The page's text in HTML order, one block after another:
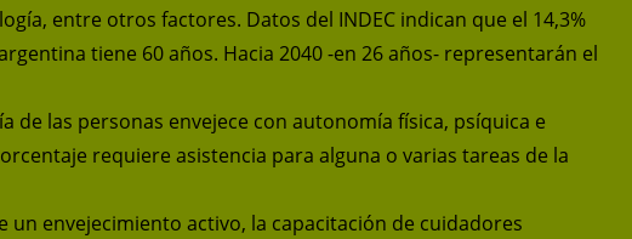
entre otros factores. Datos del INDEC indican que el 14,3%
tiene 60 años. Hacia 2040 -en 26 años- representarán el
de las personas envejece con autonomía física, psíquica e
requiere asistencia para alguna o varias tareas de la
un envejecimiento activo, la capacitación de cuidadores